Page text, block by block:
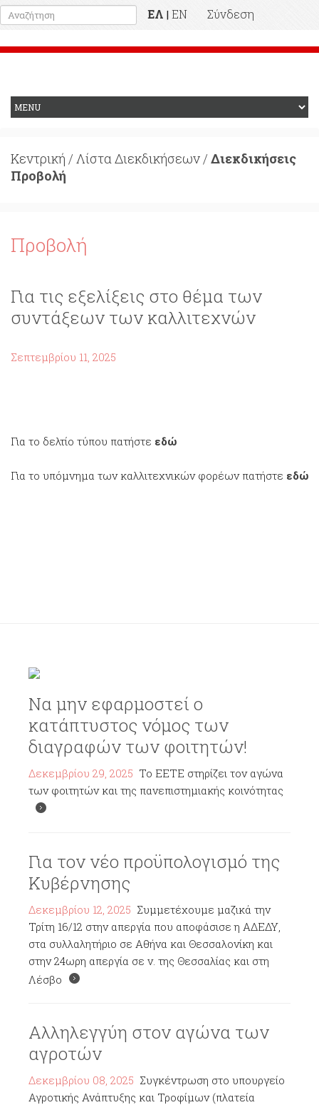
ΕΛ | EN
Σύνδεση
Κεντρική / Λίστα Διεκδικήσεων/ Διεκδικήσεις
Προβολή
Προβολή
Για τις εξελίξεις στο θέμα των
συντάξεων των καλλιτεχνών
Σεπτεμβρίου 11, 2025
Για το δελτίο τύπου πατήστε εδώ
Για το υπόμνημα των καλλιτεχνικών φορέων πατήστε εδώ
Να μην εφαρμοστεί ο
κατάπτυστος νόμος των
διαγραφών των φοιτητών!
Δεκεμβρίου 29, 2025 Το ΕΕΤΕ στηρίζει τον αγώνα
των φοιτητών και της πανεπιστημιακής κοινότητας
Για τον νέο προϋπολογισμό της
Κυβέρνησης
Δεκεμβρίου 12, 2025 Συμμετέχουμε μαζικά την
Τρίτη 16/12 στην απεργία που αποφάσισε η ΑΔΕΔΥ,
στα συλλαλητήριο σε Αθήνα και Θεσσαλονίκη και
στην 24ωρη απεργία σε ν. της Θεσσαλίας και στη
Λέσβο
Αλληλεγγύη στον αγώνα των
αγροτών
Δεκεμβρίου 08, 2025 Συγκέντρωση στο υπουργείο
Αγροτικής Ανάπτυξης και Τροφίμων (πλατεία